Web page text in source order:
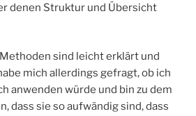
denen Struktur und Übersicht
sind leicht erklärt und
mich allerdings gefragt, ob ich
anwenden würde und bin zu dem
dass sie so aufwändig sind, dass